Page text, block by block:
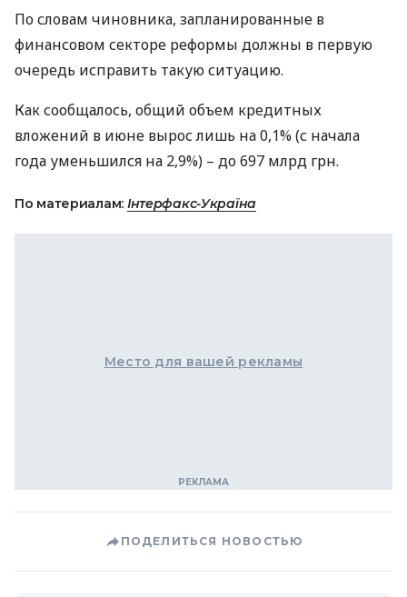
По словам чиновника, запланированные в
финансовом секторе реформы должны в первую
очередь исправить такую ситуацию.
Как сообщалось, общий объем кредитных
вложений в июне вырос лишь на 0,1% (с начала
года уменьшился на 2,9%) – до 697 млрд грн.
По материалам: Інтерфакс-Україна
Место для вашей рекламы
ПОДЕЛИТЬСЯ НОВОСТЬЮ